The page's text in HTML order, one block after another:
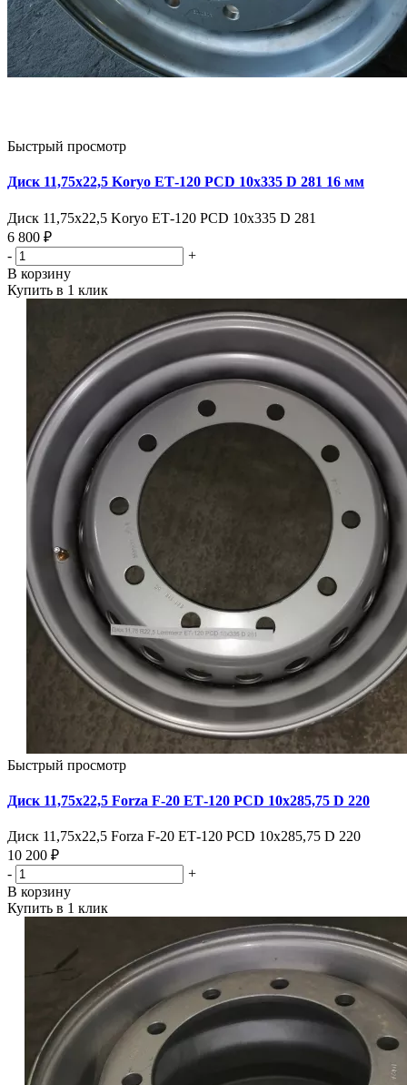
Быстрый просмотр
Диск 11,75х22,5 Koryo ЕТ-120 PCD 10х335 D 281 16 мм
Диск 11,75х22,5 Koryo ЕТ-120 PCD 10х335 D 281
6 800 ₽
-
+
В корзину
Купить в 1 клик
Быстрый просмотр
Диск 11,75х22,5 Forza F-20 ЕТ-120 PCD 10х285,75 D 220
Диск 11,75х22,5 Forza F-20 ЕТ-120 PCD 10х285,75 D 220
10 200 ₽
-
+
В корзину
Купить в 1 клик